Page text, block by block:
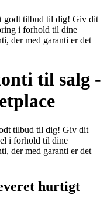
godt tilbud til dig! Giv dit
i forhold til dine
der med garanti er det
til salg -
tilbud til dig! Giv dit
i forhold til dine
der med garanti er det
hurtigt